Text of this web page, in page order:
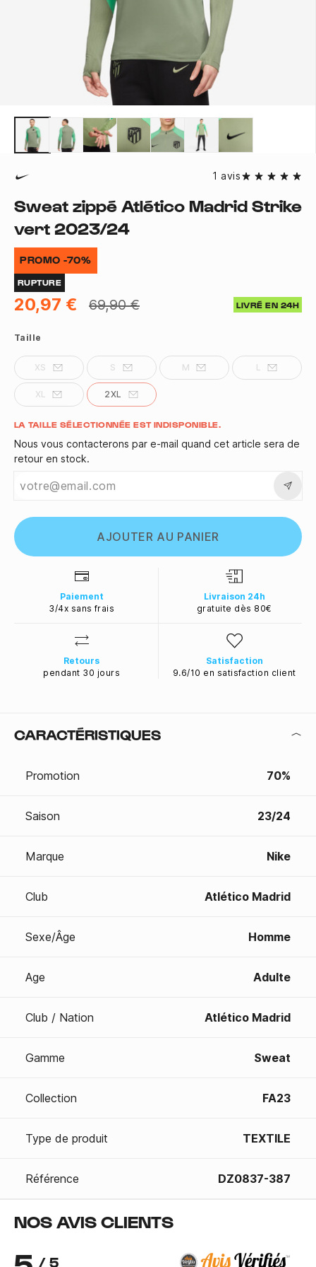
1 avis
Sweat zippé Atlético Madrid Strike
vert 2023/24
PROMO -70%
RUPTURE
20,97 € 69,90 € LIVRÉ EN 24H
Taille
XS S M L
XL 2XL
Quantité
LA TAILLE SÉLECTIONNÉE EST INDISPONIBLE.
Nous vous contacterons par e-mail quand cet article sera de
retour en stock.
AJOUTER AU PANIER
Paiement
3/4x sans frais
Livraison 24h
gratuite dès 80€
Retours
pendant 30 jours
Satisfaction
9.6/10 en satisfaction client
CARACTÉRISTIQUES
Promotion 70%
Saison 23/24
Marque Nike
Club Atlético Madrid
Sexe/Âge Homme
Age Adulte
Club / Nation Atlético Madrid
Gamme Sweat
Collection FA23
Type de produit TEXTILE
Référence DZ0837-387
NOS AVIS CLIENTS
/ 5